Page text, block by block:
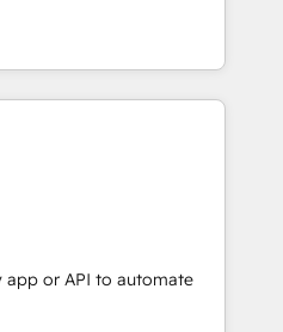
app or API to automate